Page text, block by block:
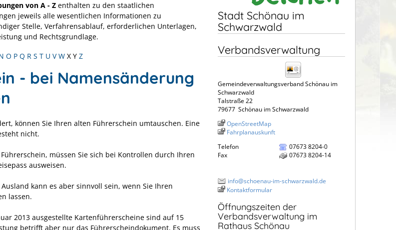
von A - Z enthalten zu den staatlichen
jeweils alle wesentlichen Informationen zu
Stelle, Verfahrensablauf, erforderlichen Unterlagen,
und Rechtsgrundlage.
O P Q R S T U V W X Y Z
- bei Namensänderung
können Sie Ihren alten Führerschein umtauschen. Eine
nicht.
müssen Sie sich bei Kontrollen durch Ihren
ausweisen.
kann es aber sinnvoll sein, wenn Sie Ihren
lassen.
2013 ausgestellte Kartenführerscheine sind auf 15
betrifft aber nur das Führerscheindokument. Es muss
Stadt Schönau im
Schwarzwald
Verbandsverwaltung
Gemeindeverwaltungsverband Schönau im
Schwarzwald
Talstraße 22
79677 Schönau im Schwarzwald
OpenStreetMap
Fahrplanauskunft
Telefon
07673 8204-0
Fax
07673 8204-14
info@schoenau-im-schwarzwald.de
Kontaktformular
Öffnungszeiten der
Verbandsverwaltung im
Rathaus Schönau